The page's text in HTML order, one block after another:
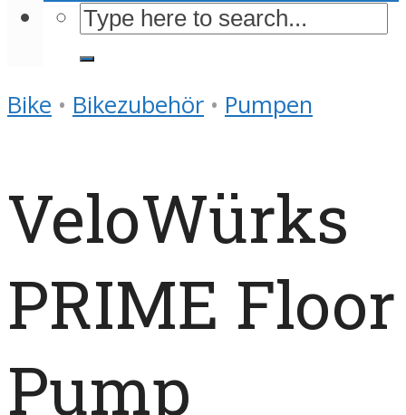
Bike • Bikezubehör • Pumpen
VeloWürks
PRIME Floor
Pump